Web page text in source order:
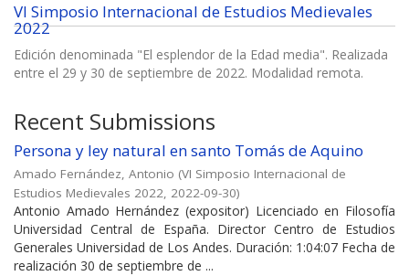
VI Simposio Internacional de Estudios Medievales
2022
Edición denominada "El esplendor de la Edad media". Realizada
entre el 29 y 30 de septiembre de 2022. Modalidad remota.
Recent Submissions
Persona y ley natural en santo Tomás de Aquino
Amado Fernández, Antonio (VI Simposio Internacional de
Estudios Medievales 2022, 2022-09-30)
Antonio Amado Hernández (expositor) Licenciado en Filosofía
Universidad Central de España. Director Centro de Estudios
Generales Universidad de Los Andes. Duración: 1:04:07 Fecha de
realización 30 de septiembre de ...